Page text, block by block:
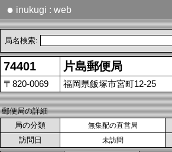
● inukugi : web
局名検索:
74401 片島郵便局
〒820-0069 福岡県飯塚市宮町12-25
郵便局の詳細
局の分類
無集配の直営局
訪問日 未訪問